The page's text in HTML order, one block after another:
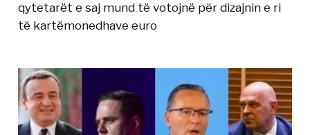
qytetarët e saj mund të votojnë për dizajnin e ri
të kartëmonedhave euro